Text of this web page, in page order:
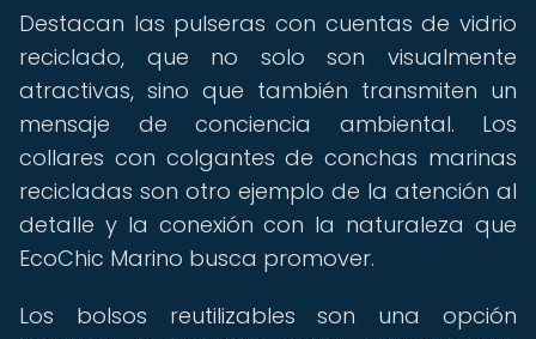
Destacan las pulseras con cuentas de vidrio
reciclado, que no solo son visualmente
atractivas, sino que también transmiten un
mensaje de conciencia ambiental. Los
collares con colgantes de conchas marinas
recicladas son otro ejemplo de la atención al
detalle y la conexión con la naturaleza que
EcoChic Marino busca promover.
Los bolsos reutilizables son una opción